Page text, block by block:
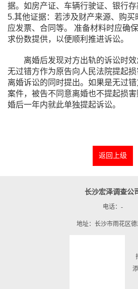
据。如房产证、车辆行驶证、银行存
5.其他证据：若涉及财产来源、购买
应发票、合同等。 准备材料时应确
求份数提供，以便顺利推进诉讼。
离婚后发现对方出轨的诉讼时效
无过错方作为原告向人民法院提起
离婚诉讼的同时提出。如果是无过
案件，被告不同意离婚也不提起损
婚后一年内就此单独提起诉讼。
返回上级
长沙宏泽调查公
电话：-
地址：长沙市雨花区